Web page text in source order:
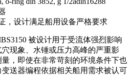
，设计满足船用设备严格要求
被设计用于受流体强烈影响
穴现象、水锤或压力高峰的严重影
量，即使在非常苛刻的环境条件下也
变送器编程依据相关船用需求被认可